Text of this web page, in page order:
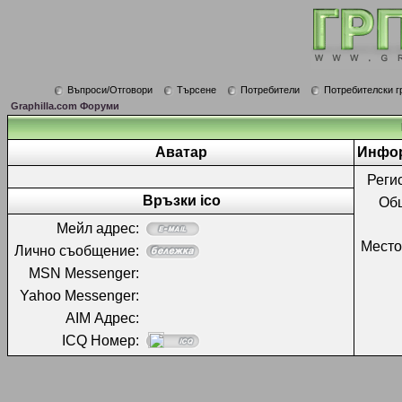
Въпроси/Отговори Търсене Потребители
Потребителски
Graphilla.com Форуми
Аватар
Връзки ico
Мейл адрес:
Лично съобщение:
MSN Messenger:
Yahoo Messenger:
AIM Адрес:
ICQ Номер: